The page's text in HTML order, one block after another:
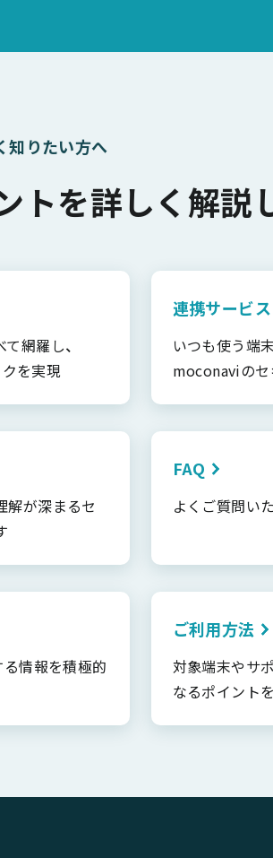
りたい方へ
トを詳しく解説
網羅し、
を実現
連携サービス
いつも使う端
moconaviの
解が深まるセ
FAQ
よくご質問い
情報を積極的
ご利用方法
対象端末やサ
なるポイント